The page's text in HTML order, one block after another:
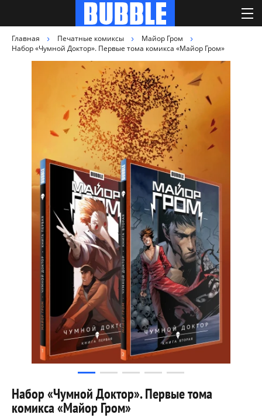
Главная Печатные комиксы
Майор Гром
Набор «Чумной Доктор». Первые тома комикса «Майор Гром»
Набор «Чумной Доктор». Первые тома
комикса «Майор Гром»